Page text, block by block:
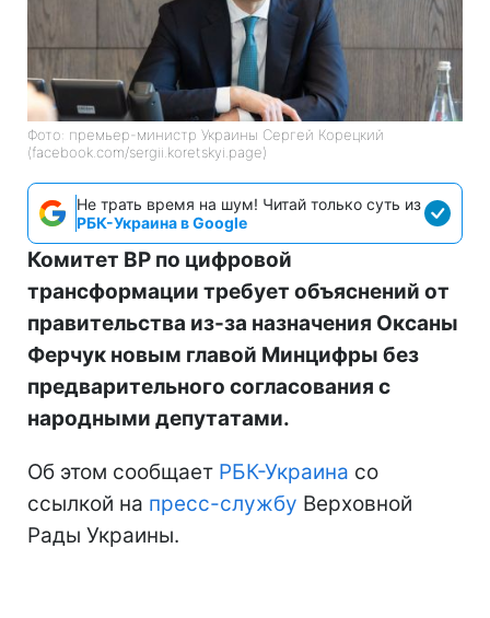
Фото: премьер-министр Украины Сергей Корецкий
(facebook.com/sergii.koretskyi.page)
Не трать время на шум! Читай только суть из
РБК-Украина в Google
Комитет ВР по цифровой
трансформации требует объяснений от
правительства из-за назначения Оксаны
Ферчук новым главой Минцифры без
предварительного согласования с
народными депутатами.
Об этом сообщает РБК-Украина со
ссылкой на пресс-службу Верховной
Рады Украины.